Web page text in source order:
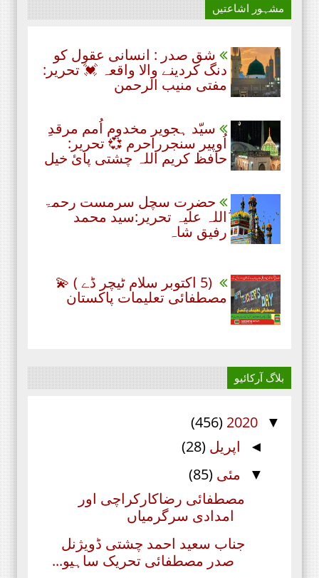
مشہور اشاعتیں
شق صدر : انسانی عقول کو
دنگ کردینے والا واقعہ 💓 تحریر:
مفتی منیب الرحمن
سیّد ہجویر مخدوم اُمم مرقدِ
اُوپیر سنجرراحرم 💞 تحریر:
حافظ کریم اللہ چشتی پائ خیل
حضرت سچل سرمست رحمۃ
ُاللہ علیہ تحریر:سید محمد
رفیق شاہ
(5 اکتوبر سلام ٹیچر ڈے ) 💫
مصطفائی تعلیمات پاکستان
بلاگ آرکائیو
▼
2020
(456)
◄ اپریل (28)
▼ مئی (85)
مصطفائی رضاکارکراچی اور
امدادی سرگرمیاں
جناب سعید احمد چشتی ڈویژنل
صدر مصطفائی تحریک ساہیو...